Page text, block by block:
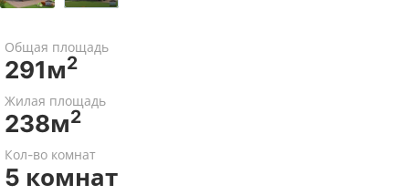
Общая площадь
291м2
Жилая площадь
238м2
Кол-во комнат
5 комнат